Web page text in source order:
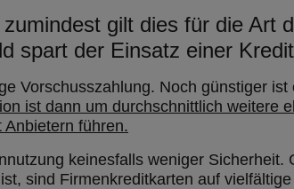
gilt dies für die Art
spart der Einsatz einer
Vorschusszahlung. Noch günstiger
ist dann um durchschnittlich weitere
Anbietern führen.
keinesfalls weniger
sind Firmenkreditkarten auf